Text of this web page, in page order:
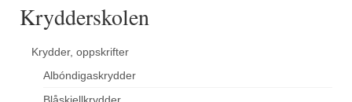
Krydderskolen
Krydder, oppskrifter
Albóndigaskrydder
Blåskjellkrydder